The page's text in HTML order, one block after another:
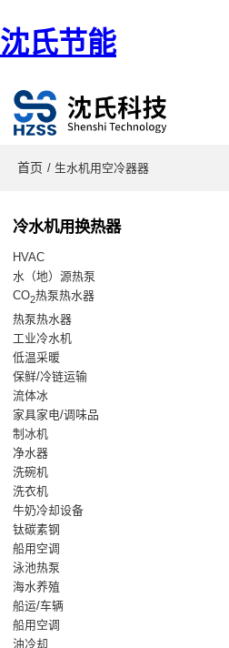
沈氏节能
首页 / 生水机用空冷器器
冷水机用换热器
HVAC
水（地）源热泵
CO2热泵热水器
热泵热水器
工业冷水机
低温采暖
保鲜/冷链运输
流体冰
家具家电/调味品
制冰机
净水器
洗碗机
洗衣机
牛奶冷却设备
钛碳素钢
船用空调
泳池热泵
海水养殖
船运/车辆
船用空调
油冷却